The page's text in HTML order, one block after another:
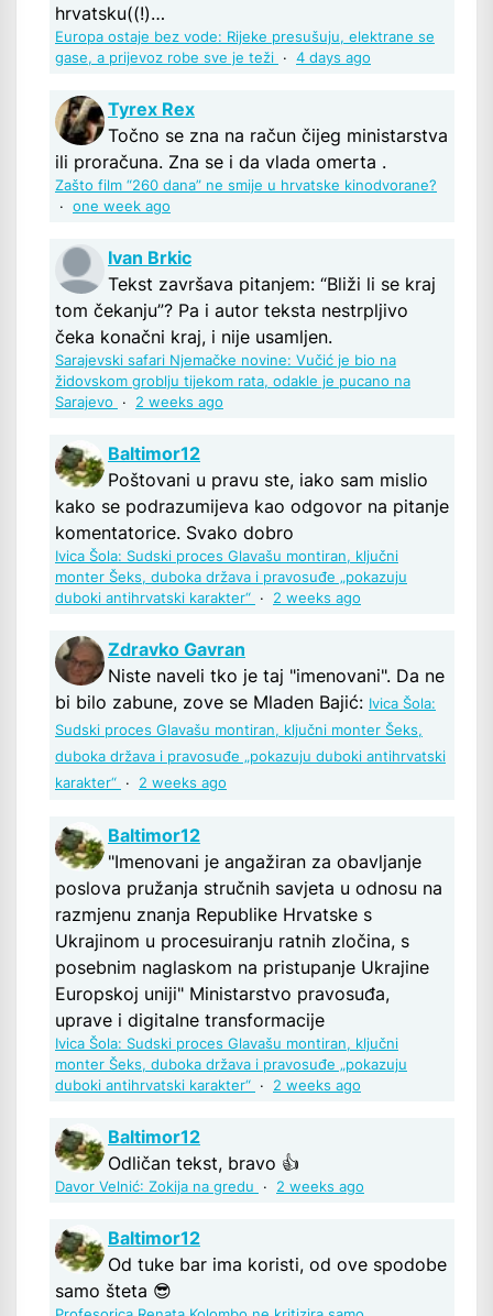
hrvatsku((!)…
Europa ostaje bez vode: Rijeke presušuju, elektrane se
gase, a prijevoz robe sve je teži · 4 days ago
Tyrex Rex
Točno se zna na račun čijeg ministarstva
ili proračuna. Zna se i da vlada omerta .
Zašto film “260 dana” ne smije u hrvatske kinodvorane?
· one week ago
Ivan Brkic
Tekst završava pitanjem: “Bliži li se kraj
tom čekanju”? Pa i autor teksta nestrpljivo
čeka konačni kraj, i nije usamljen.
Sarajevski safari Njemačke novine: Vučić je bio na
židovskom groblju tijekom rata, odakle je pucano na
Sarajevo
· 2 weeks ago
Baltimor12
Poštovani u pravu ste, iako sam mislio
kako se podrazumijeva kao odgovor na pitanje
komentatorice. Svako dobro
Ivica Šola: Sudski proces Glavašu montiran, ključni
monter Šeks, duboka država i pravosuđe „pokazuju
duboki antihrvatski karakter“ · 2 weeks ago
Zdravko Gavran
Niste naveli tko je taj "imenovani". Da ne
bi bilo zabune, zove se Mladen Bajić: Ivica Šola:
Sudski proces Glavašu montiran, ključni monter Šeks,
duboka država i pravosuđe „pokazuju duboki antihrvatski
karakter“ · 2 weeks ago
Baltimor12
"Imenovani je angažiran za obavljanje
poslova pružanja stručnih savjeta u odnosu na
razmjenu znanja Republike Hrvatske s
Ukrajinom u procesuiranju ratnih zločina, s
posebnim naglaskom na pristupanje Ukrajine
Europskoj uniji" Ministarstvo pravosuđa,
uprave i digitalne transformacije
Ivica Šola: Sudski proces Glavašu montiran, ključni
monter Šeks, duboka država i pravosuđe „pokazuju
duboki antihrvatski karakter“ · 2 weeks ago
Baltimor12
Odličan tekst, bravo 👍
Davor Velnić: Zokija na gredu · 2 weeks ago
Baltimor12
Od tuke bar ima koristi, od ove spodobe
samo šteta 😎